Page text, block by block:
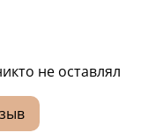
не оставлял